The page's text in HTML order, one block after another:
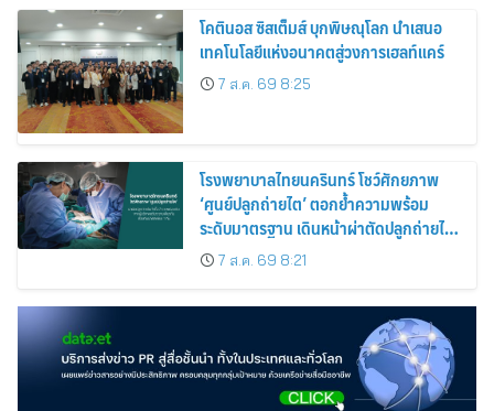
โคตินอส ซิสเต็มส์ บุกพิษณุโลก นำเสนอ
เทคโนโลยีแห่งอนาคตสู่วงการเฮลท์แคร์
7 ส.ค. 69 8:25
โรงพยาบาลไทยนครินทร์ โชว์ศักยภาพ
‘ศูนย์ปลูกถ่ายไต’ ตอกย้ำความพร้อม
ระดับมาตรฐาน เดินหน้าผ่าตัดปลูกถ่ายไต
สำเร็จ 2 รายพร้อมกัน จากผู้บริจาคอวัยวะ
รายเดียวกัน
7 ส.ค. 69 8:21